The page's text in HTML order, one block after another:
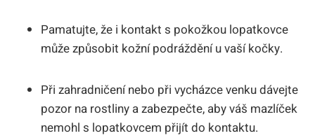
Pamatujte, že i kontakt s pokožkou lopatkovce
může způsobit kožní podráždění u vaší kočky.
Při zahradničení nebo při vycházce venku dávejte
pozor na rostliny a zabezpečte, aby váš mazlíček
nemohl s lopatkovcem přijít do kontaktu.